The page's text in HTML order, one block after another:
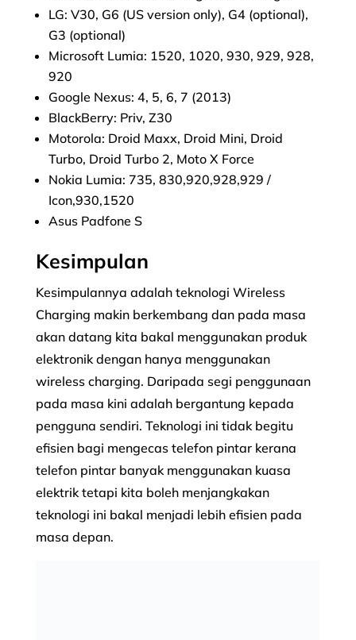
LG: V30, G6 (US version only), G4 (optional),
G3 (optional)
Microsoft Lumia: 1520, 1020, 930, 929, 928,
920
Google Nexus: 4, 5, 6, 7 (2013)
BlackBerry: Priv, Z30
Motorola: Droid Maxx, Droid Mini, Droid
Turbo, Droid Turbo 2, Moto X Force
Nokia Lumia: 735, 830,920,928,929 /
Icon,930,1520
Asus Padfone S
Kesimpulan
Kesimpulannya adalah teknologi Wireless
Charging makin berkembang dan pada masa
akan datang kita bakal menggunakan produk
elektronik dengan hanya menggunakan
wireless charging. Daripada segi penggunaan
pada masa kini adalah bergantung kepada
pengguna sendiri. Teknologi ini tidak begitu
efisien bagi mengecas telefon pintar kerana
telefon pintar banyak menggunakan kuasa
elektrik tetapi kita boleh menjangkakan
teknologi ini bakal menjadi lebih efisien pada
masa depan.